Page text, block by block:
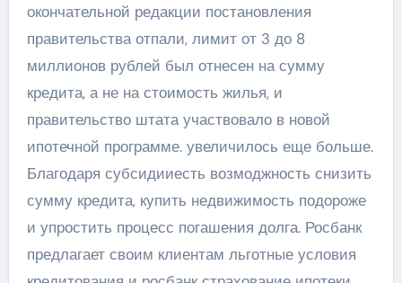
окончательной редакции постановления
правительства отпали, лимит от 3 до 8
миллионов рублей был отнесен на сумму
кредита, а не на стоимость жилья, и
правительство штата участвовало в новой
ипотечной программе. увеличилось еще больше.
Благодаря субсидииесть возмоджность снизить
сумму кредита, купить недвижимость подороже
и упростить процесс погашения долга. Росбанк
предлагает своим клиентам льготные условия